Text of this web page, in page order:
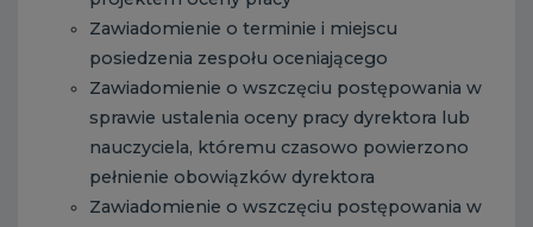
Zawiadomienie o terminie i miejscu
posiedzenia zespołu oceniającego
Zawiadomienie o wszczęciu postępowania w
sprawie ustalenia oceny pracy dyrektora lub
nauczyciela, któremu czasowo powierzono
pełnienie obowiązków dyrektora
Zawiadomienie o wszczęciu postępowania w